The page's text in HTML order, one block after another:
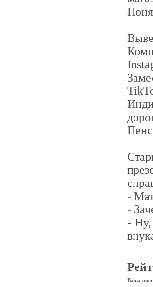
-
-
- Ну,
Ваша